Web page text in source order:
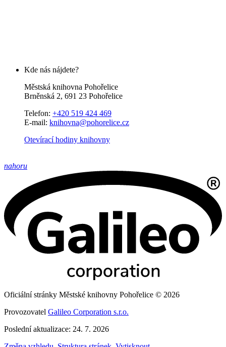
Kde nás nájdete?
Městská knihovna Pohořelice
Brněnská 2, 691 23 Pohořelice
Telefon: +420 519 424 469
E-mail: knihovna@pohorelice.cz
Otevírací hodiny knihovny
nahoru
Oficiální stránky Městské knihovny Pohořelice © 2026
Provozovatel Galileo Corporation s.r.o.
Poslední aktualizace: 24. 7. 2026